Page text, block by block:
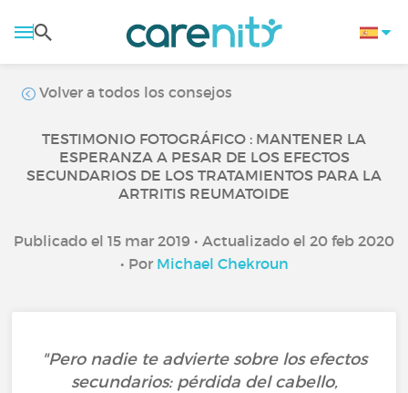
Volver a todos los consejos
TESTIMONIO FOTOGRÁFICO : MANTENER LA
ESPERANZA A PESAR DE LOS EFECTOS
SECUNDARIOS DE LOS TRATAMIENTOS PARA LA
ARTRITIS REUMATOIDE
Publicado el 15 mar 2019 • Actualizado el 20 feb 2020
• Por Michael Chekroun
"Pero nadie te advierte sobre los efectos
secundarios: pérdida del cabello,